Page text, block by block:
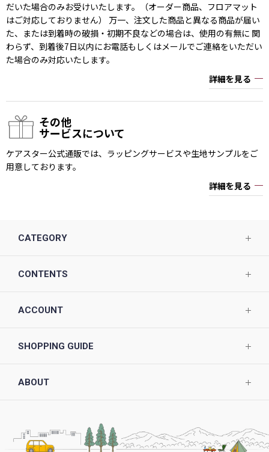
だいた場合のみお受けいたします。（オーダー商品、フロアマット
はご対応しておりません） 万一、注文した商品と異なる商品が届い
た、または到着時の破損・初期不良などの場合は、使用の有無に 関
わらず、到着後7日以内にお電話もしくはメールでご連絡をいただい
た場合のみ対応いたします。
詳細を見る
その他
サービスについて
ケアスター公式通販では、ラッピングサービスや生地サンプルをご
用意しております。
詳細を見る
CATEGORY
CONTENTS
ACCOUNT
SHOPPING GUIDE
ABOUT